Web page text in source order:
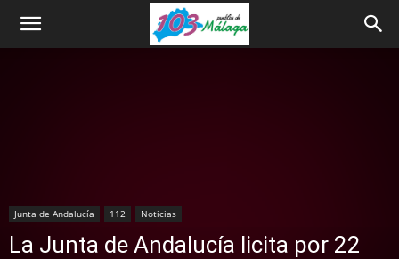
Junta de Andalucía 112 Noticias
La Junta de Andalucía licita por 22